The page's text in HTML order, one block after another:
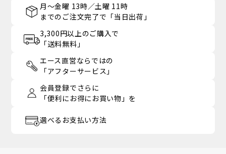
月～金曜 13時／土曜 11時
までのご注文完了で「当日出荷」
3,300円以上のご購入で
「送料無料」
エース直営ならではの
「アフターサービス」
会員登録でさらに
「便利にお得にお買い物」を
選べるお支払い方法